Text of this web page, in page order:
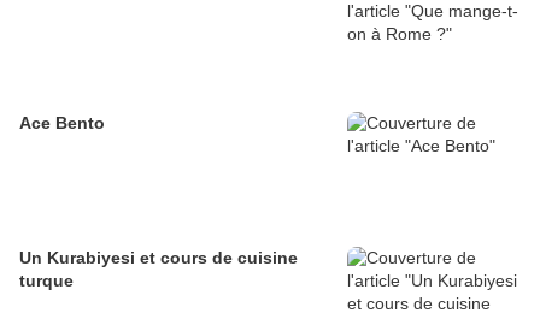
Ace Bento
Un Kurabiyesi et cours de cuisine
turque